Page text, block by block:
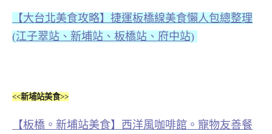
【大台北美食攻略】捷運板橋線美食懶人包總整理
(江子翠站、新埔站、板橋站、府中站)
<<新埔站美食>>
【板橋。新埔站美食】西洋風咖啡館。寵物友善餐